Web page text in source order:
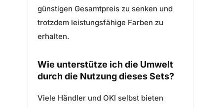
günstigen Gesamtpreis zu senken und
trotzdem leistungsfähige Farben zu
erhalten.
Wie unterstütze ich die Umwelt
durch die Nutzung dieses Sets?
Viele Händler und OKI selbst bieten